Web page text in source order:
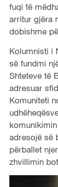
fuqi të
arritur gjëra
dobishme
Kolumnisti i
së fundmi
Shteteve të
adresuar
Komuniteti
adresojë së
përballet
zhvillimin